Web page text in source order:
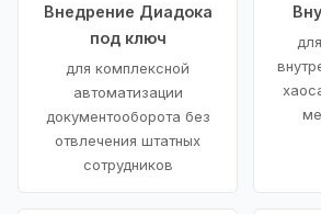
Внедрение Диадока
под ключ
для комплексной
автоматизации
документооборота без
отвлечения штатных
сотрудников